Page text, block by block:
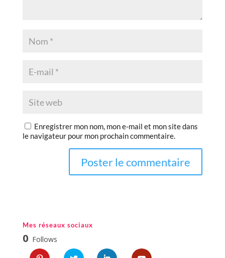
Enregistrer mon nom, mon e-mail et mon site dans
le navigateur pour mon prochain commentaire.
Mes réseaux sociaux
0 Follows